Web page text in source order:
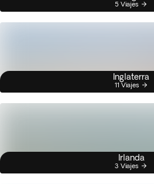
5 Viajes
Inglaterra
11 Viajes
Irlanda
3 Viajes